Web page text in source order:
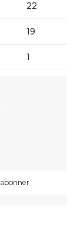
22
19
1